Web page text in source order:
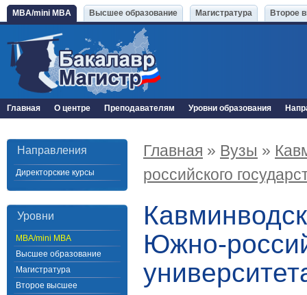
MBA/mini MBA Высшее образование Магистратура Второе
Главная О центре Преподавателям Уровни образования
Направления
Директорские курсы
Уровни
MBA/mini MBA
Высшее образование
Магистратура
Второе высшее
Главная » Вузы »
российского
Южно-